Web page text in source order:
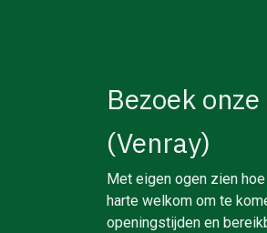
Bezoek
(Venray)
Met eigen ogen zien
harte welkom om te
openingstijden en